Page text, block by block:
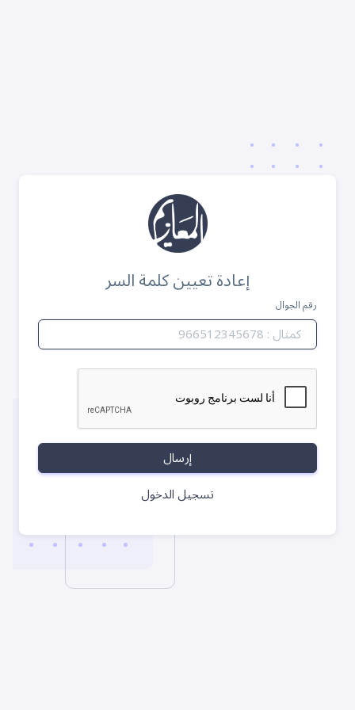
إعادة تعيين كلمة السر
رقم الجوال
إرسال
تسجيل الدخول